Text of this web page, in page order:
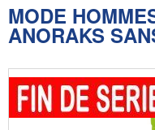
MODE
ANORAKS